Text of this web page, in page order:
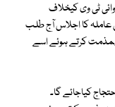
ٹی وی کیخلاف
کا اجلاس آج طلب
کرتے ہوئے اسے
کیاجائے گا۔